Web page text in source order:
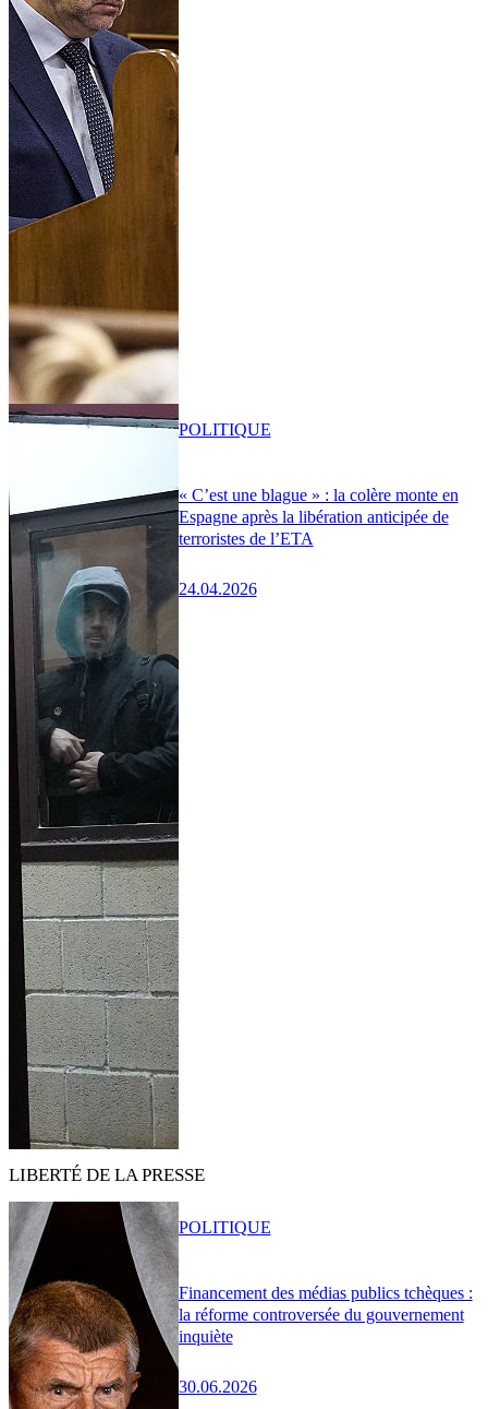
« C’est une blague » : la colère monte en
Espagne après la libération anticipée de
terroristes de l’ETA
24.04.2026
POLITIQUE
LIBERTÉ DE LA PRESSE
Financement des médias publics tchèques :
la réforme controversée du gouvernement
inquiète
30.06.2026
POLITIQUE